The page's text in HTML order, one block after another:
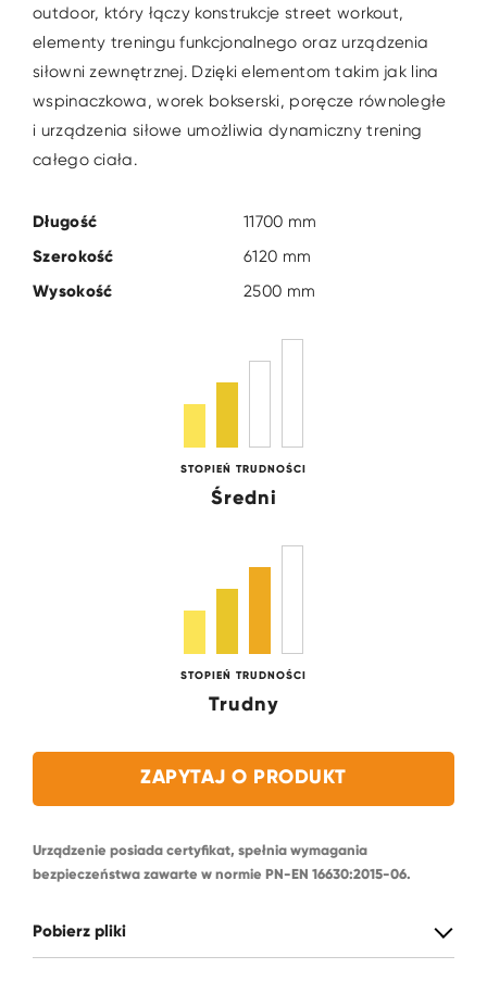
outdoor, który łączy konstrukcje street workout,
elementy treningu funkcjonalnego oraz urządzenia
siłowni zewnętrznej. Dzięki elementom takim jak lina
wspinaczkowa, worek bokserski, poręcze równoległe
i urządzenia siłowe umożliwia dynamiczny trening
całego ciała.
Długość
11700 mm
Szerokość
6120 mm
Wysokość
2500 mm
STOPIEŃ TRUDNOŚCI
Średni
STOPIEŃ TRUDNOŚCI
Trudny
ZAPYTAJ O PRODUKT
Urządzenie posiada certyfikat, spełnia wymagania
bezpieczeństwa zawarte w normie PN-EN 16630:2015-06.
Pobierz pliki